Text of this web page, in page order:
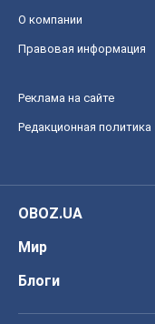
О компании
Правовая информация
Реклама на сайте
Редакционная политика
OBOZ.UA
Мир
Блоги